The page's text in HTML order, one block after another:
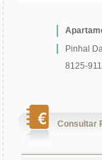
Pinhal
8125-
Consultar